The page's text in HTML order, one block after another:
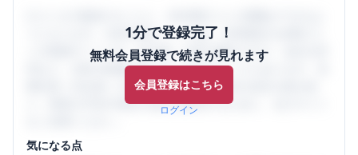
1分で登録完了！
無料会員登録で続きが見れます
会員登録はこちら
ログイン
うになります。SHEHUB(シーハブ)は、女性限定の企業口コ
ミの投稿サイトです。給与面・女性の働きやすさ・会社の評
判など、女性の転職は気にすべき点がたくさんあります。先
輩社員（元社員）の口コミを通して、本当の会社の姿を知
り、将来の不安や現在の悩みを解消するために、ぜひサイト
気になる点